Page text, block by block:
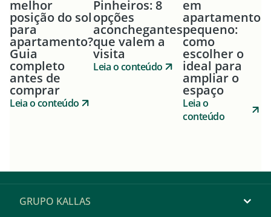
melhor
posição do sol
para
apartamento?
Guia
completo
antes de
comprar
Leia o conteúdo
Pinheiros: 8
opções
aconchegantes
que valem a
visita
Leia o conteúdo
em
apartamento
pequeno:
como
escolher o
ideal para
ampliar o
espaço
Leia o
conteúdo
GRUPO KALLAS